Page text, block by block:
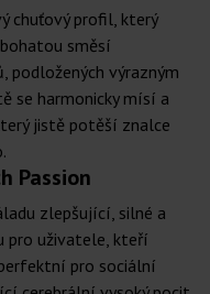
chuťový profil, který
směsí
podložených výrazným
se harmonicky mísí a
jistě potěší znalce
Passion
zlepšující, silné a
pro uživatele, kteří
pro sociální